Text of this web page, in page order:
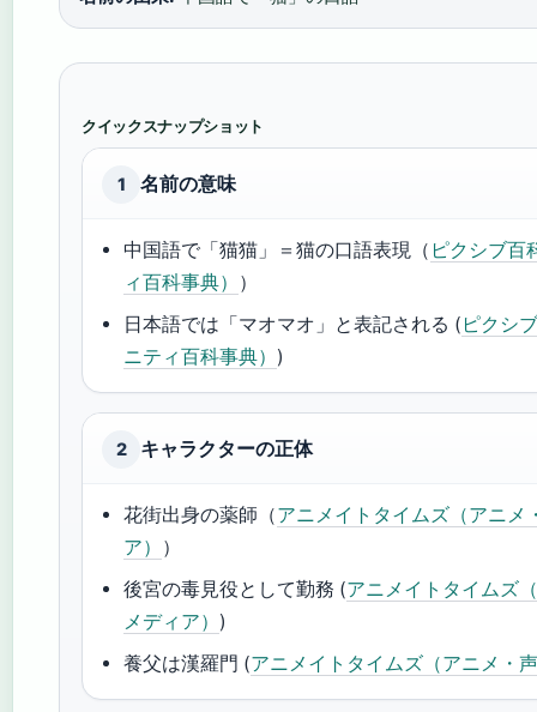
クイックスナップショット
1 名前の意味
中国語で「猫猫」＝猫の口語表現（ ピクシブ百
ィ百科事典） ）
日本語では「マオマオ」と表記される ( ピクシ
ニティ百科事典） )
2 キャラクターの正体
花街出身の薬師（アニメイトタイムズ（アニメ
ア） ）
後宮の毒見役として勤務 (アニメイトタイムズ
メディア） )
養父は漢羅門 (アニメイトタイムズ（アニメ・